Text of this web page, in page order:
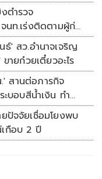
ตำรวจ
นท.เร่งติดตามผู้ก่อ
ธ์' สว.อำนาจเจริญ
ยก๋วยเตี๋ยวอะไร
สานต่อภารกิจ
บอบสีน้ำเงิน ทำ
อน
ปัจจัยเชื่อมโยงพบ
กือบ 2 ปี